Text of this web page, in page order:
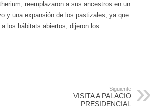
reemplazaron a sus ancestros en un
y una expansión de los pastizales, ya que
los hábitats abiertos, dijeron los
Siguiente
VISITA A PALACIO
PRESIDENCIAL